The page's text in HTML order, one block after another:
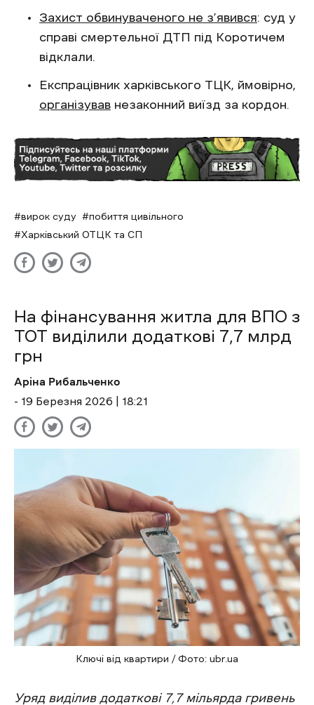
Захист обвинуваченого не з’явився: суд у
справі смертельної ДТП під Коротичем
відклали.
Експрацівник харківського ТЦК, ймовірно,
організував незаконний виїзд за кордон.
вирок суду
побиття цивільного
Харківський ОТЦК та СП
На фінансування житла для ВПО з
ТОТ виділили додаткові 7,7 млрд
грн
Аріна Рибальченко
- 19 Березня 2026 | 18:21
Ключі від квартири / Фото: ubr.ua
Уряд виділив додаткові 7,7 мільярда гривень